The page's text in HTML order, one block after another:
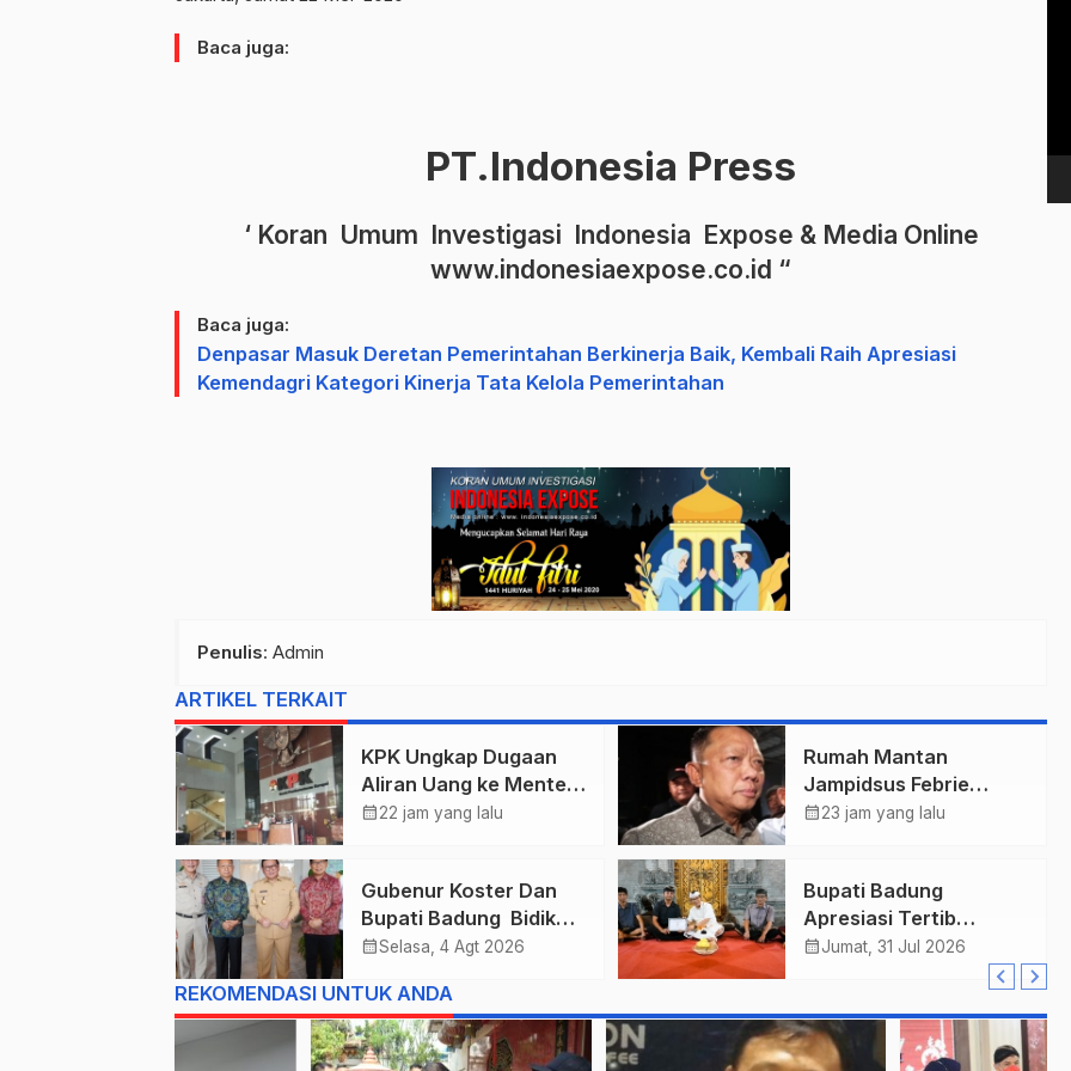
Baca juga:
PT.Indonesia Press
‘ Koran Umum Investigasi Indonesia Expose & Media Online
www.indonesiaexpose.co.id “
Baca juga:
Denpasar Masuk Deretan Pemerintahan Berkinerja Baik, Kembali Raih Apresiasi
Kemendagri Kategori Kinerja Tata Kelola Pemerintahan
Penulis: Admin
ARTIKEL TERKAIT
KPK Ungkap Dugaan
Aliran Uang ke Menteri
Kehutanan, Diduga
Kuansing
calendar_month22 jam yang lalu
Rumah Mantan
Jampidsus Febrie
Adriansyah Digeledah
Dugaan TPPU Disita
calendar_month23 jam yang lalu
Gubenur Koster Dan
Bupati Badung Bidik
Obligasi Daerah :
Infrastruktur
calendar_monthSelasa, 4 Agt 2026
Bupati Badung
Apresiasi Tertib
Adminduk dengan Rp10
calendar_monthJumat, 31 Jul 2026
REKOMENDASI UNTUK ANDA